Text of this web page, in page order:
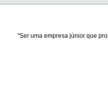
"Ser uma empresa júnior que